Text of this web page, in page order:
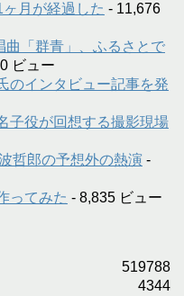
ヶ月が経過した - 11,676
「群青」、ふるさとで
ビュー
のインタビュー記事を発
子役が回想する撮影現場
哲郎の予想外の熱演 -
ってみた - 8,835 ビュー
519788
4344